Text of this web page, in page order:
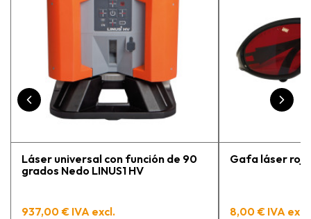
Láser universal con función de 90
grados Nedo LINUS1 HV
937,00 € IVA excl.
Gafa láser rojo
8,00 € IVA excl.